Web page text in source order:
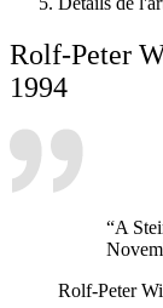
Rolf-Peter
1994
“A
Rolf-Peter